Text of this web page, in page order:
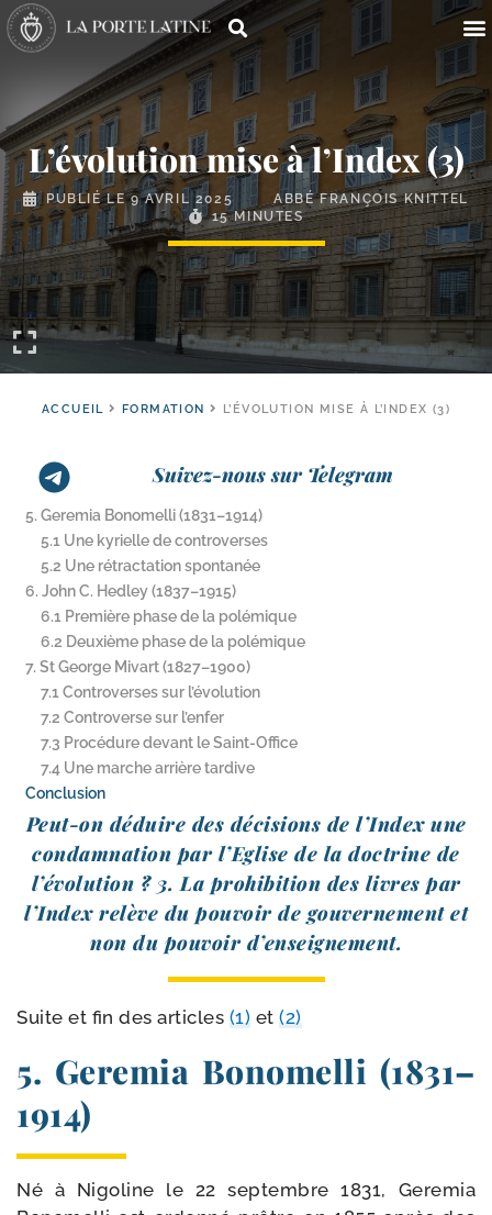
L’évolution mise à l’Index (3)
PUBLIÉ LE9 AVRIL 2025
ABBÉ FRANÇOIS KNITTEL
15 MINUTES
ACCUEIL FORMATION L’ÉVOLUTION MISE À L’INDEX (3)
Suivez-nous sur Telegram
5. Geremia Bonomelli (1831–1914)
5.1 Une kyrielle de controverses
5.2 Une rétractation spontanée
6. John C. Hedley (1837–1915)
6.1 Première phase de la polémique
6.2 Deuxième phase de la polémique
7. St George Mivart (1827–1900)
7.1 Controverses sur l’évolution
7.2 Controverse sur l’enfer
7.3 Procédure devant le Saint-Office
7.4 Une marche arrière tardive
Conclusion
Peut-​on déduire des déci­sions de l’Index une
condam­na­tion par l’Eglise de la doc­trine de
l’évolution ? 3. La pro­hi­bi­tion des livres par
l’Index relève du pou­voir de gou­ver­ne­ment et
non du pou­voir d’enseignement.
Suite et fin des articles (1) et (2)
5. Geremia Bonomelli (1831–
1914)
Né à Nigoline le 22 sep­tembre 1831, Geremia